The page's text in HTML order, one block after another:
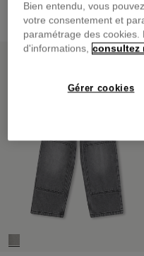
Lunettes De Soleil Papillon
25,00 €
PRIX DOUX
Bien entendu, vous
votre consentement et
paramétrage des cookies.
d'informations, consultez
Gérer cookies